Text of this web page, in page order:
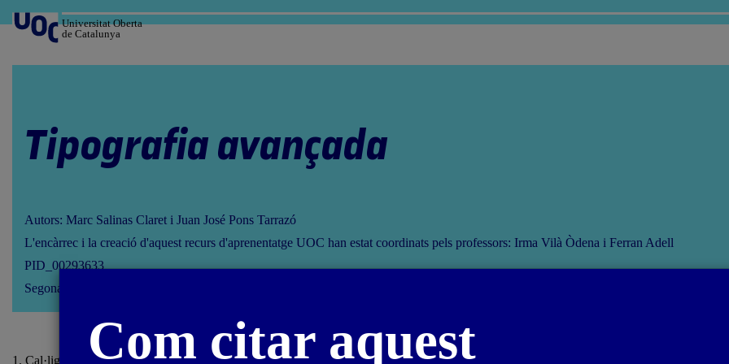
al
contingut
Universitat Oberta
de Catalunya
Tipografia avançada
Autors: Marc Salinas Claret i Juan José Pons Tarrazó
L'encàrrec i la creació d'aquest recurs d'aprenentatge UOC han estat coordinats pels professors: Irma Vilà Òdena i Ferran Adell
PID_00293633
Segona edició: febrer 2023
1. Cal·ligrafia i lettering/ 1.2. Cal·ligrafia
Com citar aquest